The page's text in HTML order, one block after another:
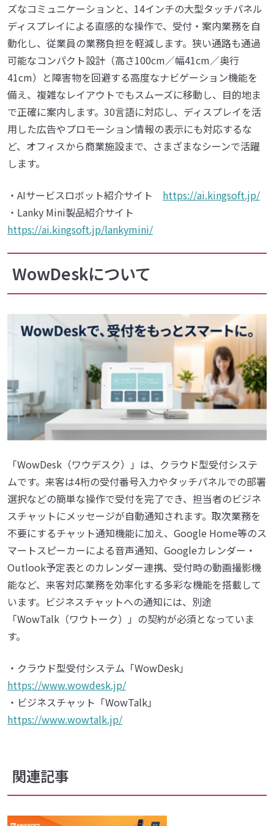
ズなコミュニケーションと、14インチの大型タッチパネル
ディスプレイによる直感的な操作で、受付・案内業務を自
動化し、従業員の業務負担を軽減します。狭い通路も通過
可能なコンパクト設計（高さ100cm／幅41cm／奥行
41cm）と障害物を回避する高度なナビゲーション機能を
備え、複雑なレイアウトでもスムーズに移動し、目的地ま
で正確に案内します。30言語に対応し、ディスプレイを活
用した広告やプロモーション情報の表示にも対応するな
ど、オフィスから商業施設まで、さまざまなシーンで活躍
します。
・AIサービスロボット紹介サイト https://ai.kingsoft.jp/
・Lanky Mini製品紹介サイト
https://ai.kingsoft.jp/lankymini/
WowDeskについて
「WowDesk（ワウデスク）」は、クラウド型受付システ
ムです。来客は4桁の受付番号入力やタッチパネルでの部署
選択などの簡単な操作で受付を完了でき、担当者のビジネ
スチャットにメッセージが自動通知されます。取次業務を
不要にするチャット通知機能に加え、Google Home等のス
マートスピーカーによる音声通知、Googleカレンダー・
Outlook予定表とのカレンダー連携、受付時の動画撮影機
能など、来客対応業務を効率化する多彩な機能を搭載して
います。ビジネスチャットへの通知には、別途
「WowTalk（ワウトーク）」の契約が必須となっていま
す。
・クラウド型受付システム「WowDesk」
https://www.wowdesk.jp/
・ビジネスチャット「WowTalk」
https://www.wowtalk.jp/
関連記事